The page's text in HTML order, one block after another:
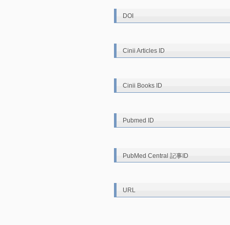
DOI
Cinii Articles ID
Cinii Books ID
Pubmed ID
PubMed Central 記事ID
URL